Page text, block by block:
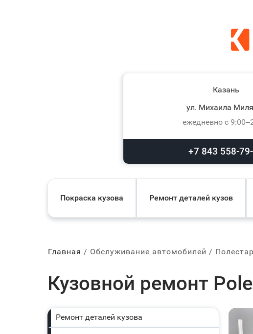
Казань
ул. Михаила
ежедневно с
+7 843 558-
Покраска кузова Ремонт деталей кузов
Главная Обслуживание автомобилей Полестар
Кузовной ремонт
Ремонт деталей кузова